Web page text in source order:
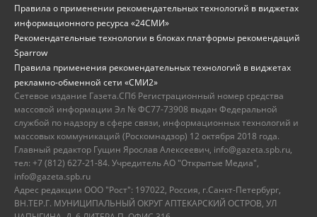
Правила о применении рекомендательных технологий в виджетах
информационного ресурса «24СМИ»
Рекомендательные технологии в блоках платформы рекомендаций
Sparrow
Правила применения рекомендательных технологий в виджетах
рекламно-обменной сети «СМИ2»
Сетевое издание Газета.СПб Регистрационный номер средства
массовой информации Эл № ФС77-73908 выдан Федеральной
службой по надзору в сфере связи, информационных технологий и
массовых коммуникаций (Роскомнадзор) 12 октября 2018 года.
Главный редактор Гущин Ярослав Алексеевич, info@gazeta.spb.ru,
тел: +7 (812) 627-21-84. Учредитель АО "Открытые Медиа",
info@gazeta.spb.ru
Адрес редакции ООО "Рост": 197022, Россия, г.Санкт-Петербург,
ВН.ТЕР.Г. МУНИЦИПАЛЬНЫЙ ОКРУГ АПТЕКАРСКИЙ ОСТРОВ, УЛ